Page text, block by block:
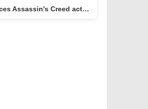
Le Cahier de Vacances Assassin's Creed actuellement disponible